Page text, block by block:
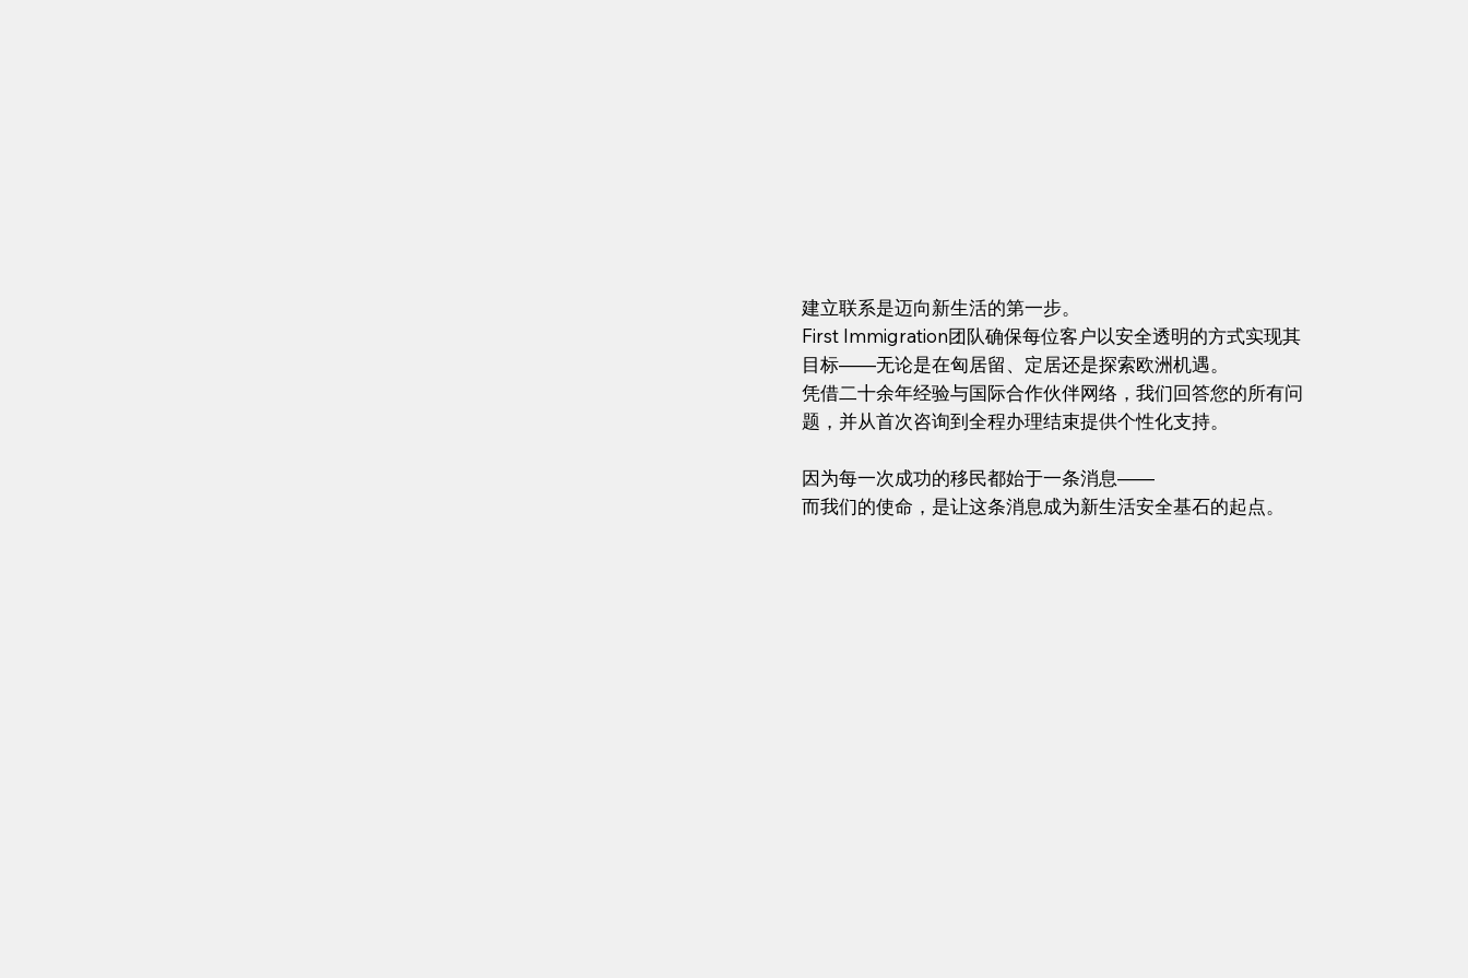
建立联系是迈向新生活的第一步。
First Immigration团队确保每位客户以安全透明的方式实现其
目标——无论是在匈居留、定居还是探索欧洲机遇。
凭借二十余年经验与国际合作伙伴网络，我们回答您的所有问
题，并从首次咨询到全程办理结束提供个性化支持。
因为每一次成功的移民都始于一条消息——
而我们的使命，是让这条消息成为新生活安全基石的起点。